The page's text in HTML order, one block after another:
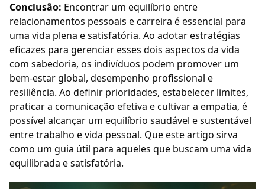
Conclusão: Encontrar um equilíbrio entre
relacionamentos pessoais e carreira é essencial para
uma vida plena e satisfatória. Ao adotar estratégias
eficazes para gerenciar esses dois aspectos da vida
com sabedoria, os indivíduos podem promover um
bem-estar global, desempenho profissional e
resiliência. Ao definir prioridades, estabelecer limites,
praticar a comunicação efetiva e cultivar a empatia, é
possível alcançar um equilíbrio saudável e sustentável
entre trabalho e vida pessoal. Que este artigo sirva
como um guia útil para aqueles que buscam uma vida
equilibrada e satisfatória.